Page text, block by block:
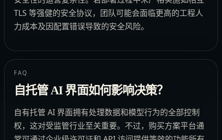
TLS 等强健的安全协议，团队可能会面临更高的工程人
力成本及因配置错误导致的安全风险。
FAQ
自托管 AI 界面如何影响决策？
自有托管 AI 界面拥有处理数据和模型行为的全部控制
权，这对受监管行业至关重要。不过，购买方案平台通